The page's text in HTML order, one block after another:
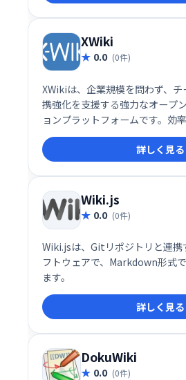
XWiki
0.0 (0件)
XWikiは、企業規模を問わず、
携強化を支援する強力なオープ
ョンプラットフォームです。効
ョンと情報共有を実現し、組織
します。重要な情報への迅速か
可能にし、ビジネス知識の価値
の節約に貢献します。あらゆる
ラボレーションの最適化に最適
す。
詳しく見る
Wiki.js
0.0 (0件)
Wiki.jsは、Gitリポジトリと連携
フトウェアで、Markdown形式
ます。
詳しく見る
DokuWiki
0.0 (0件)